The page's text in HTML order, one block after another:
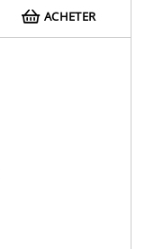
ACHETER